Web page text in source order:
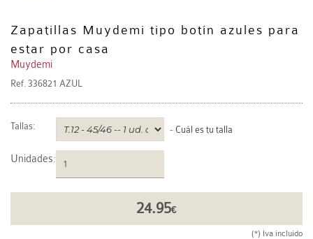
Zapatillas Muydemi tipo botín azules para
estar por casa
Muydemi
Ref. 336821 AZUL
Tallas: - Cuál es tu talla
Unidades:
24.95€
(*) Iva incluido